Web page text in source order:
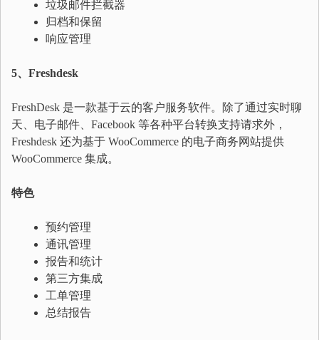
垃圾邮件拦截器
归档和保留
响应管理
5、Freshdesk
FreshDesk 是一款基于云的客户服务软件。除了通过实时聊
天、电子邮件、Facebook 等各种平台转换支持请求外，
Freshdesk 还为基于 WooCommerce 的电子商务网站提供
WooCommerce 集成。
特色
预约管理
通讯管理
报告和统计
第三方集成
工单管理
总结报告